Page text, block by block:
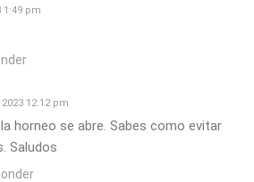
1:49 pm
12:12 pm
horneo se abre. Sabes como evitar
Saludos